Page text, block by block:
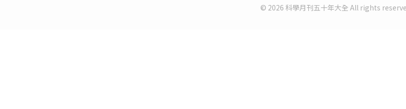
© 2026 科學月刊五十年大全 All rights